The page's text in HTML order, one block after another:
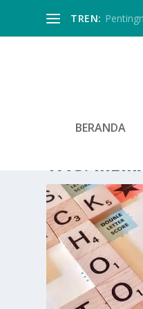
TREN:
BERANDA
TAG: